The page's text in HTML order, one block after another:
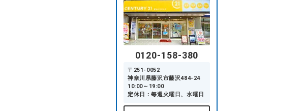
0120-158-380
〒251-0052
神奈川県藤沢市藤沢484-24
10:00～19:00
定休日：毎週火曜日、水曜日